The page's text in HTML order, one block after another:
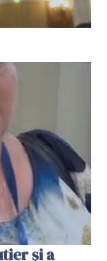
și a